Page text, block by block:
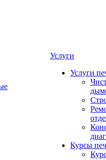
Услуги
Услуги
Курсы